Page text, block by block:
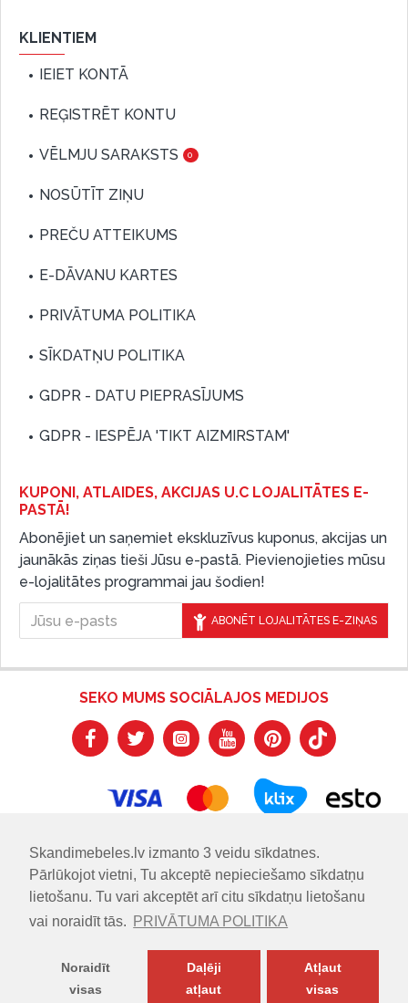
Skandimebeles.lv izmanto 3 veidu sīkdatnes.
Pārlūkojot vietni, Tu akceptē nepieciešamo sīkdatņu
lietošanu. Tu vari akceptēt arī citu sīkdatņu lietošanu
vai noraidīt tās.
PRIVĀTUMA POLITIKA
Noraidīt
visas
Daļēji
atļaut
Atļaut
visas
KLIENTIEM
IEIET KONTĀ
REĢISTRĒT KONTU
VĒLMJU SARAKSTS 0
NOSŪTĪT ZIŅU
PREČU ATTEIKUMS
E-DĀVANU KARTES
PRIVĀTUMA POLITIKA
SĪKDATŅU POLITIKA
GDPR - DATU PIEPRASĪJUMS
GDPR - IESPĒJA 'TIKT AIZMIRSTAM'
KUPONI, ATLAIDES, AKCIJAS U.C LOJALITĀTES E-
PASTĀ!
Abonējiet un saņemiet ekskluzīvus kuponus, akcijas un
jaunākās ziņas tieši Jūsu e-pastā. Pievienojieties mūsu
e-lojalitātes programmai jau šodien!
ABONĒT LOJALITĀTES E-ZIŅAS
SEKO MUMS SOCIĀLAJOS MEDIJOS